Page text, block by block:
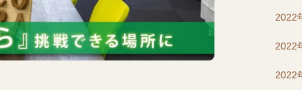
2022
2022
2022